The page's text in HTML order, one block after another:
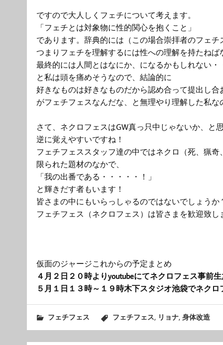
ですので大人しくフェチについて考えます。
「フェチとは対象物に性的関心を抱くこと」
であります。辞典的には（この場合崇拝者のフェチ
つまりフェチを理解するには性への理解を持たねば
最終的には人間とはなにか、になるかもしれない・
と私は頭を痛めそうなので、結論的に
好きなものは好きなものだから認め合って提出し合
がフェチフェスなんだな、と無理やり理解した私な
さて、ネクロフェスはGW真っ只中じゃないか、と
逆に覚えやすいですね！
フェチフェススタッフ達の中ではネクロ（死、猟
限られた題材のなかで、
「我の出番である・・・・・！」
と輝きだす者もいます！
皆さまの中にもいらっしゃるのではないでしょう
フェチフェス（ネクロフェス）は皆さまを歓迎致し
仮面のジャージこれからの予定まとめ
４月２日２０時よりyoutubeにてネクロフェス事前
５月１日１３時～１９時木下スタジオ池袋でネクロ
フェチフェス フェチフェス, リョナ, 身体改造